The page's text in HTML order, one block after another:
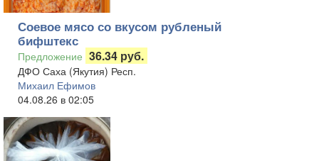
Соевое мясо со вкусом рубленый
бифштекс
Предложение 36.34 руб.
ДФО Саха (Якутия) Респ.
Михаил Ефимов
04.08.26 в 02:05